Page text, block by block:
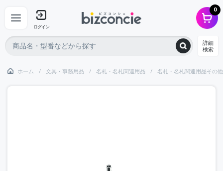
ログイン
0
詳細
検索
ホーム 文具・事務用品 名札・名札関連用品 名札・名札関連用品その他